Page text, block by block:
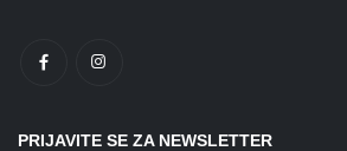
PRIJAVITE SE ZA NEWSLETTER